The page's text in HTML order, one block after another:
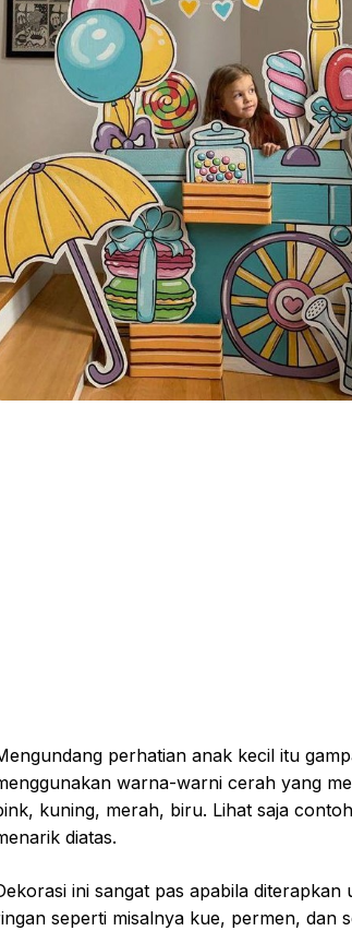
perhatian anak kecil itu
warna-warni cerah yang
kuning, merah, biru. Lihat saja
diatas.
ini sangat pas apabila diterapkan
seperti misalnya kue, permen, dan